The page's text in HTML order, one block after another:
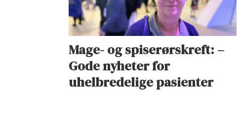
Mage- og spiserørskreft: –
Gode nyheter for
uhelbredelige pasienter